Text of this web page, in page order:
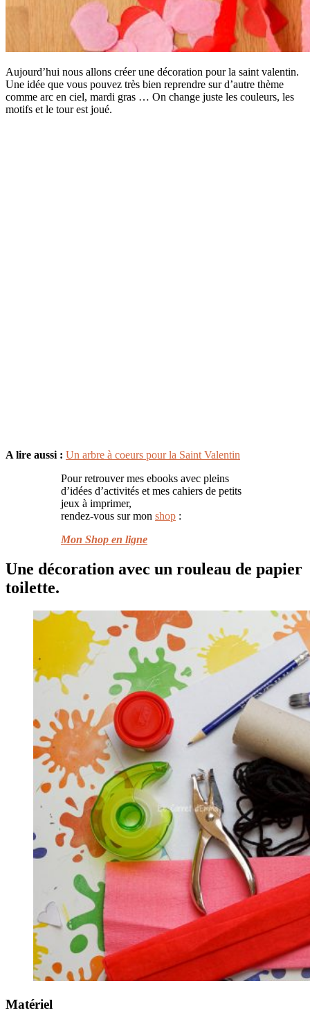
Aujourd’hui nous allons créer une décoration pour la saint valentin.
Une idée que vous pouvez très bien reprendre sur d’autre thème
comme arc en ciel, mardi gras … On change juste les couleurs, les
motifs et le tour est joué.
A lire aussi : Un arbre à coeurs pour la Saint Valentin
Pour retrouver mes ebooks avec pleins
d’idées d’activités et mes cahiers de petits
jeux à imprimer,
rendez-vous sur mon shop :
Mon Shop en ligne
Une décoration avec un rouleau de papier
toilette.
Matériel